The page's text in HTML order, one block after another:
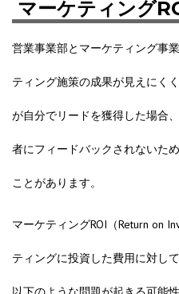
マーケティング
営業事業部とマーケティング事
ティング施策の成果が見えにく
が自分でリードを獲得した場合
者にフィードバックされないた
ことがあります。
マーケティングROI（Return on
ティングに投資した費用に対し